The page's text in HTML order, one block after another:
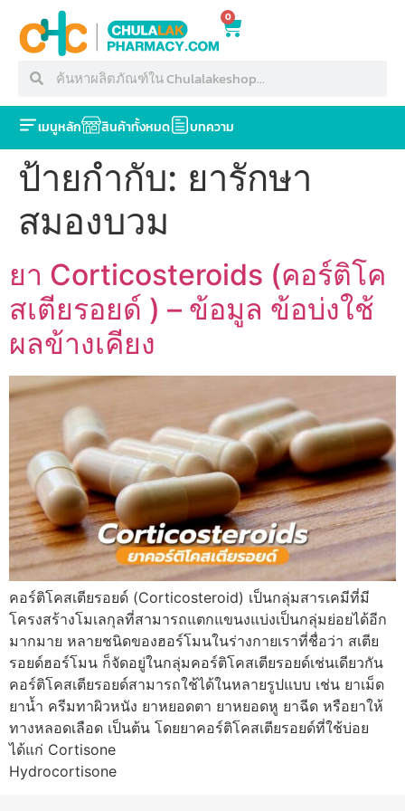
0
เมนูหลัก สินค้าทั้งหมด บทความ
ป้ายกำกับ: ยารักษา
สมองบวม
ยา Corticosteroids (คอร์ติโค
สเตียรอยด์ ) – ข้อมูล ข้อบ่งใช้
ผลข้างเคียง
คอร์ติโคสเตียรอยด์ (Corticosteroid) เป็นกลุ่มสารเคมีที่มี
โครงสร้างโมเลกุลที่สามารถแตกแขนงแบ่งเป็นกลุ่มย่อยได้อีก
มากมาย หลายชนิดของฮอร์โมนในร่างกายเราที่ชื่อว่า สเตีย
รอยด์ฮอร์โมน ก็จัดอยู่ในกลุ่มคอร์ติโคสเตียรอยด์เช่นเดียวกัน
คอร์ติโคสเตียรอยด์สามารถใช้ได้ในหลายรูปแบบ เช่น ยาเม็ด
ยาน้ำ ครีมทาผิวหนัง ยาหยอดตา ยาหยอดหู ยาฉีด หรือยาให้
ทางหลอดเลือด เป็นต้น โดยยาคอร์ติโคสเตียรอยด์ที่ใช้บ่อย
ได้แก่ Cortisone
Hydrocortisone